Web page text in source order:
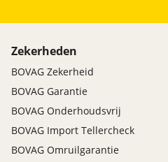
Zekerheden
BOVAG Zekerheid
BOVAG Garantie
BOVAG Onderhoudsvrij
BOVAG Import Tellercheck
BOVAG Omruilgarantie